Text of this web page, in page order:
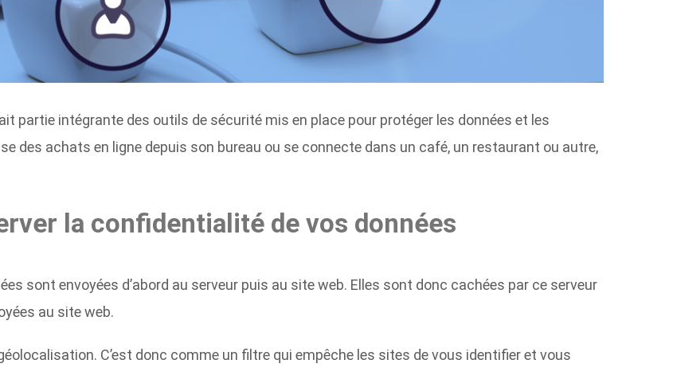
partie intégrante des outils de sécurité mis en place pour protéger les données et les
des achats en ligne depuis son bureau ou se connecte dans un café, un restaurant ou autre,
la confidentialité de vos données
sont envoyées d’abord au serveur puis au site web. Elles sont donc cachées par ce serveur
au site web.
C’est donc comme un filtre qui empêche les sites de vous identifier et vous